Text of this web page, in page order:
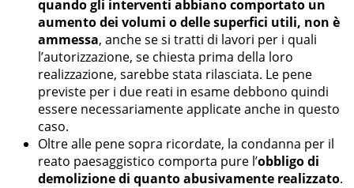
quando gli interventi abbiano comportato un
aumento dei volumi o delle superfici utili, non è
ammessa, anche se si tratti di lavori per i quali
l’autorizzazione, se chiesta prima della loro
realizzazione, sarebbe stata rilasciata. Le pene
previste per i due reati in esame debbono quindi
essere necessariamente applicate anche in questo
caso.
Oltre alle pene sopra ricordate, la condanna per il
reato paesaggistico comporta pure l’obbligo di
demolizione di quanto abusivamente realizzato.